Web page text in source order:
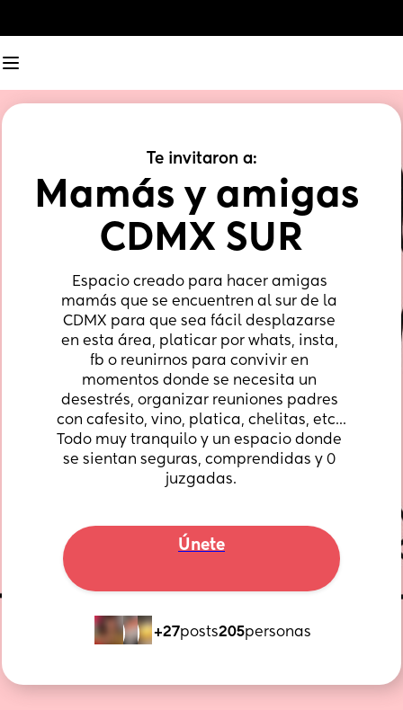
Te invitaron a:
Mamás y amigas
CDMX SUR
Espacio creado para hacer amigas
mamás que se encuentren al sur de la
CDMX para que sea fácil desplazarse
en esta área, platicar por whats, insta,
fb o reunirnos para convivir en
momentos donde se necesita un
desestrés, organizar reuniones padres
con cafesito, vino, platica, chelitas, etc...
Todo muy tranquilo y un espacio donde
se sientan seguras, comprendidas y 0
juzgadas.
Únete
+27posts205personas